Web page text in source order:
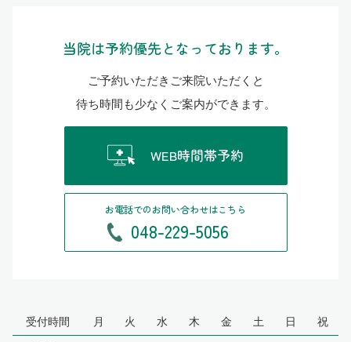
当院は予約優先となっております。
ご予約いただきご来院いただくと
待ち時間も少なくご案内ができます。
WEB時間帯予約
お電話でのお問い合わせはこちら
048-229-5056
受付時間 月 火 水 木 金 土 日 祝